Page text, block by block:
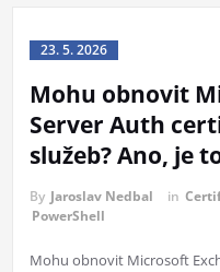
23. 5. 2026
Mohu obnovit
Server Auth
služeb? Ano, je
By Jaroslav Nedbal in
PowerShell
Mohu obnovit Microsoft